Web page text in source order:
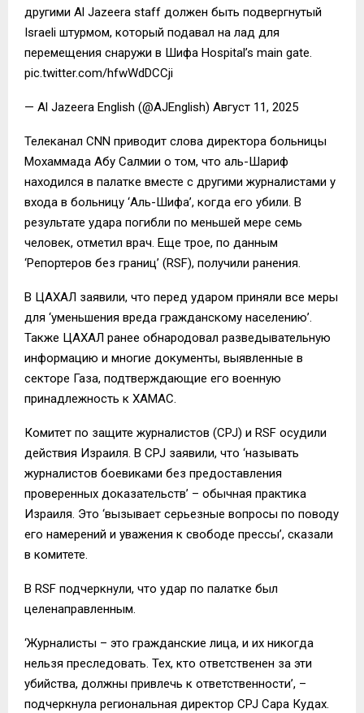
другими Al Jazeera staff должен быть подвергнутый
Israeli штурмом, который подавал на лад для
перемещения снаружи в Шифа Hospital’s main gate.
pic.twitter.com/hfwWdDCCji
— Al Jazeera English (@AJEnglish) Август 11, 2025
Телеканал CNN приводит слова директора больницы
Мохаммада Абу Салмии о том, что аль-Шариф
находился в палатке вместе с другими журналистами у
входа в больницу ‘Аль-Шифа’, когда его убили. В
результате удара погибли по меньшей мере семь
человек, отметил врач. Еще трое, по данным
‘Репортеров без границ’ (RSF), получили ранения.
В ЦАХАЛ заявили, что перед ударом приняли все меры
для ‘уменьшения вреда гражданскому населению’.
Также ЦАХАЛ ранее обнародовал разведывательную
информацию и многие документы, выявленные в
секторе Газа, подтверждающие его военную
принадлежность к ХАМАС.
Комитет по защите журналистов (CPJ) и RSF осудили
действия Израиля. В CPJ заявили, что ‘называть
журналистов боевиками без предоставления
проверенных доказательств’ – обычная практика
Израиля. Это ‘вызывает серьезные вопросы по поводу
его намерений и уважения к свободе прессы’, сказали
в комитете.
В RSF подчеркнули, что удар по палатке был
целенаправленным.
‘Журналисты – это гражданские лица, и их никогда
нельзя преследовать. Тех, кто ответственен за эти
убийства, должны привлечь к ответственности’, –
подчеркнула региональная директор CPJ Сара Кудах.